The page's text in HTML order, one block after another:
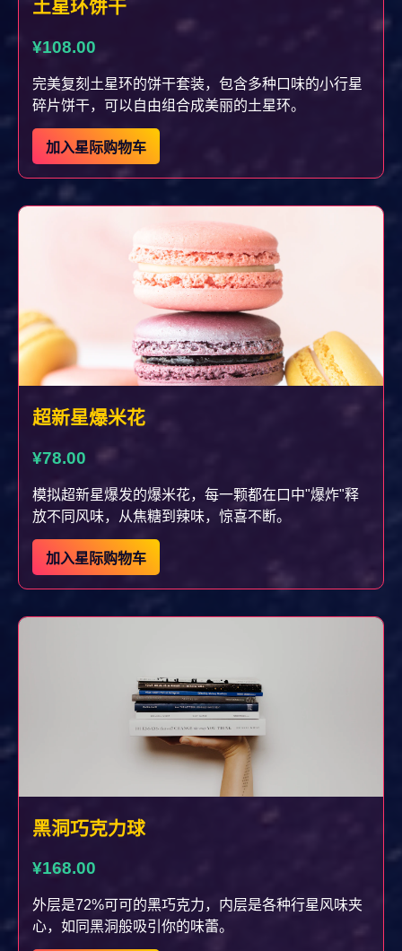
土星环饼干
¥108.00
完美复刻土星环的饼干套装，包含多种口味的小行星
碎片饼干，可以自由组合成美丽的土星环。
加入星际购物车
超新星爆米花
¥78.00
模拟超新星爆发的爆米花，每一颗都在口中"爆炸"释
放不同风味，从焦糖到辣味，惊喜不断。
加入星际购物车
黑洞巧克力球
¥168.00
外层是72%可可的黑巧克力，内层是各种行星风味夹
心，如同黑洞般吸引你的味蕾。